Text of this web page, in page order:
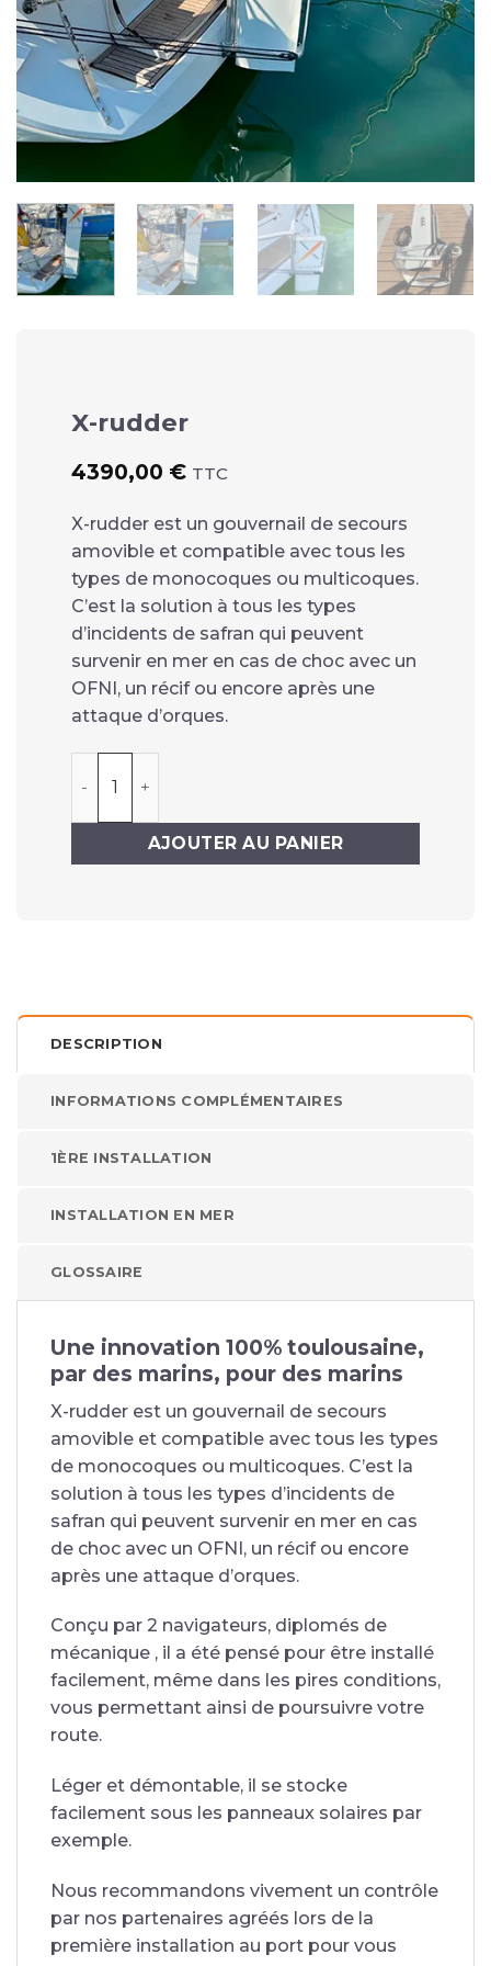
X-rudder
4390,00 € TTC
X-rudder est un gouvernail de secours
amovible et compatible avec tous les
types de monocoques ou multicoques.
C’est la solution à tous les types
d’incidents de safran qui peuvent
survenir en mer en cas de choc avec un
OFNI, un récif ou encore après une
attaque d’orques.
AJOUTER AU PANIER
DESCRIPTION
INFORMATIONS COMPLÉMENTAIRES
1ÈRE INSTALLATION
INSTALLATION EN MER
GLOSSAIRE
Une innovation 100% toulousaine,
par des marins, pour des marins
X-rudder est un gouvernail de secours
amovible et compatible avec tous les types
de monocoques ou multicoques. C’est la
solution à tous les types d’incidents de
safran qui peuvent survenir en mer en cas
de choc avec un OFNI, un récif ou encore
après une attaque d’orques.
Conçu par 2 navigateurs, diplomés de
mécanique , il a été pensé pour être installé
facilement, même dans les pires conditions,
vous permettant ainsi de poursuivre votre
route.
Léger et démontable, il se stocke
facilement sous les panneaux solaires par
exemple.
Nous recommandons vivement un contrôle
par nos partenaires agréés lors de la
première installation au port pour vous